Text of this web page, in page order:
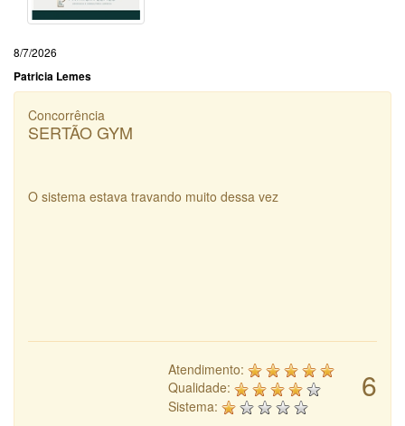
8/7/2026
Patricia Lemes
Concorrência
SERTÃO GYM
O sistema estava travando muito dessa vez
6
Atendimento:
Qualidade:
Sistema: